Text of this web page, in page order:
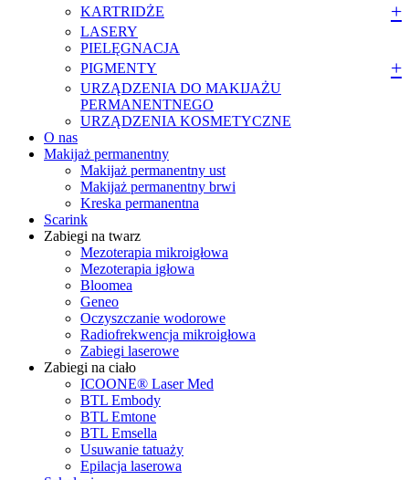
KARTRIDŻE
LASERY
PIELĘGNACJA
PIGMENTY
URZĄDZENIA DO MAKIJAŻU
PERMANENTNEGO
URZĄDZENIA KOSMETYCZNE
O nas
Makijaż permanentny
Makijaż permanentny ust
Makijaż permanentny brwi
Kreska permanentna
Scarink
Zabiegi na twarz
Mezoterapia mikroigłowa
Mezoterapia igłowa
Bloomea
Geneo
Oczyszczanie wodorowe
Radiofrekwencja mikroigłowa
Zabiegi laserowe
Zabiegi na ciało
ICOONE® Laser Med
BTL Embody
BTL Emtone
BTL Emsella
Usuwanie tatuaży
Epilacja laserowa